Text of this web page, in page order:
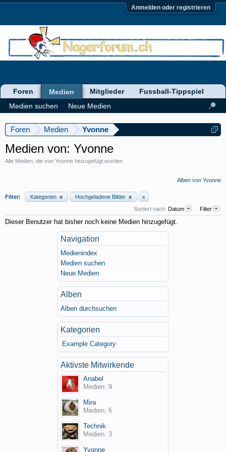
Anmelden oder registrieren
Foren Medien Yvonne
Medien von: Yvonne
Alle Medien, die von Yvonne hinzugefügt wurden
Alben von Yvonne
Filter: Kategorien x Hochgeladene Bilder x
x
Sortiert nach: Datum Filter
Dieser Benutzer hat bisher noch keine Medien hinzugefügt.
Navigation
Medienindex
Medien suchen
Neue Medien
Alben
Alben durchsuchen
Kategorien
Example Category
Aktivste Mitwirkende
Anabel
Medien: 9
Mira
Medien: 6
Technik
Medien: 3
Yvonne
Foren
Medien
Medien suchen
Neue Medien
Mitglieder Fussball-Tippspiel